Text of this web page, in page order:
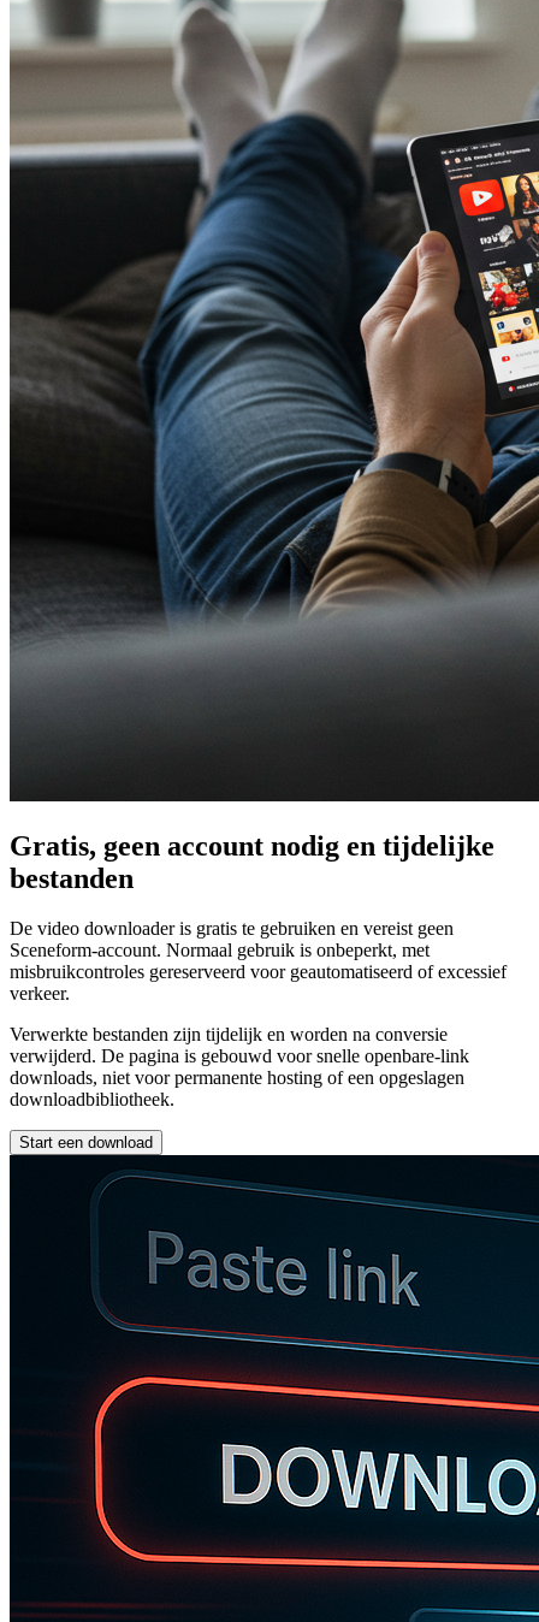
Gratis, geen account nodig en tijdelijke
bestanden
De video downloader is gratis te gebruiken en vereist geen
Sceneform-account. Normaal gebruik is onbeperkt, met
misbruikcontroles gereserveerd voor geautomatiseerd of excessief
verkeer.
Verwerkte bestanden zijn tijdelijk en worden na conversie
verwijderd. De pagina is gebouwd voor snelle openbare-link
downloads, niet voor permanente hosting of een opgeslagen
downloadbibliotheek.
Start een download